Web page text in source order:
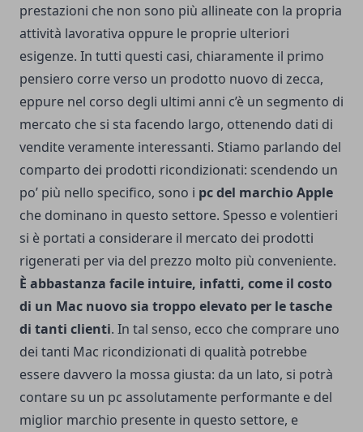
prestazioni che non sono più allineate con la propria
attività lavorativa oppure le proprie ulteriori
esigenze. In tutti questi casi, chiaramente il primo
pensiero corre verso un prodotto nuovo di zecca,
eppure nel corso degli ultimi anni c’è un segmento di
mercato che si sta facendo largo, ottenendo dati di
vendite veramente interessanti. Stiamo parlando del
comparto dei prodotti ricondizionati: scendendo un
po’ più nello specifico, sono i pc del marchio Apple
che dominano in questo settore. Spesso e volentieri
si è portati a considerare il mercato dei prodotti
rigenerati per via del prezzo molto più conveniente.
È abbastanza facile intuire, infatti, come il costo
di un Mac nuovo sia troppo elevato per le tasche
di tanti clienti. In tal senso, ecco che comprare uno
dei tanti Mac ricondizionati di qualità potrebbe
essere davvero la mossa giusta: da un lato, si potrà
contare su un pc assolutamente performante e del
miglior marchio presente in questo settore, e